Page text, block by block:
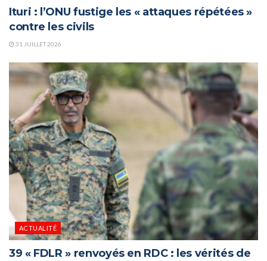
Ituri : l’ONU fustige les « attaques répétées »
contre les civils
31 JUILLET 2026
ACTUALITÉ
39 « FDLR » renvoyés en RDC : les vérités de